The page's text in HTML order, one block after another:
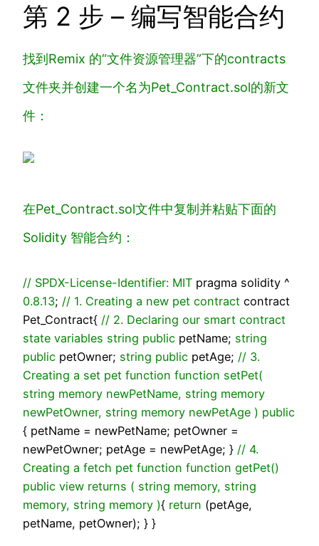
第 2 步 – 编写智能合约
找到Remix 的“文件资源管理器”下的contracts
文件夹并创建一个名为Pet_Contract.sol的新文
件：
在Pet_Contract.sol文件中复制并粘贴下面的
Solidity 智能合约：
// SPDX-License-Identifier: MIT pragma solidity ^
0.8.13; // 1. Creating a new pet contract contract
Pet_Contract{ // 2. Declaring our smart contract
state variables string public petName; string
public petOwner; string public petAge; // 3.
Creating a set pet function function setPet(
string memory newPetName, string memory
newPetOwner, string memory newPetAge ) public
{ petName = newPetName; petOwner =
newPetOwner; petAge = newPetAge; } // 4.
Creating a fetch pet function function getPet()
public view returns ( string memory, string
memory, string memory ){ return (petAge,
petName, petOwner); } }